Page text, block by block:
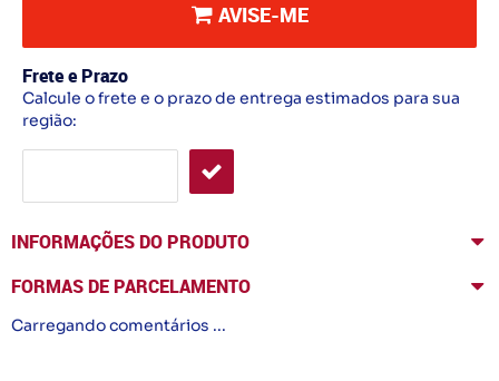
AVISE-ME
Frete e Prazo
Calcule o frete e o prazo de entrega estimados para sua
região:
INFORMAÇÕES DO PRODUTO
FORMAS DE PARCELAMENTO
Carregando comentários ...